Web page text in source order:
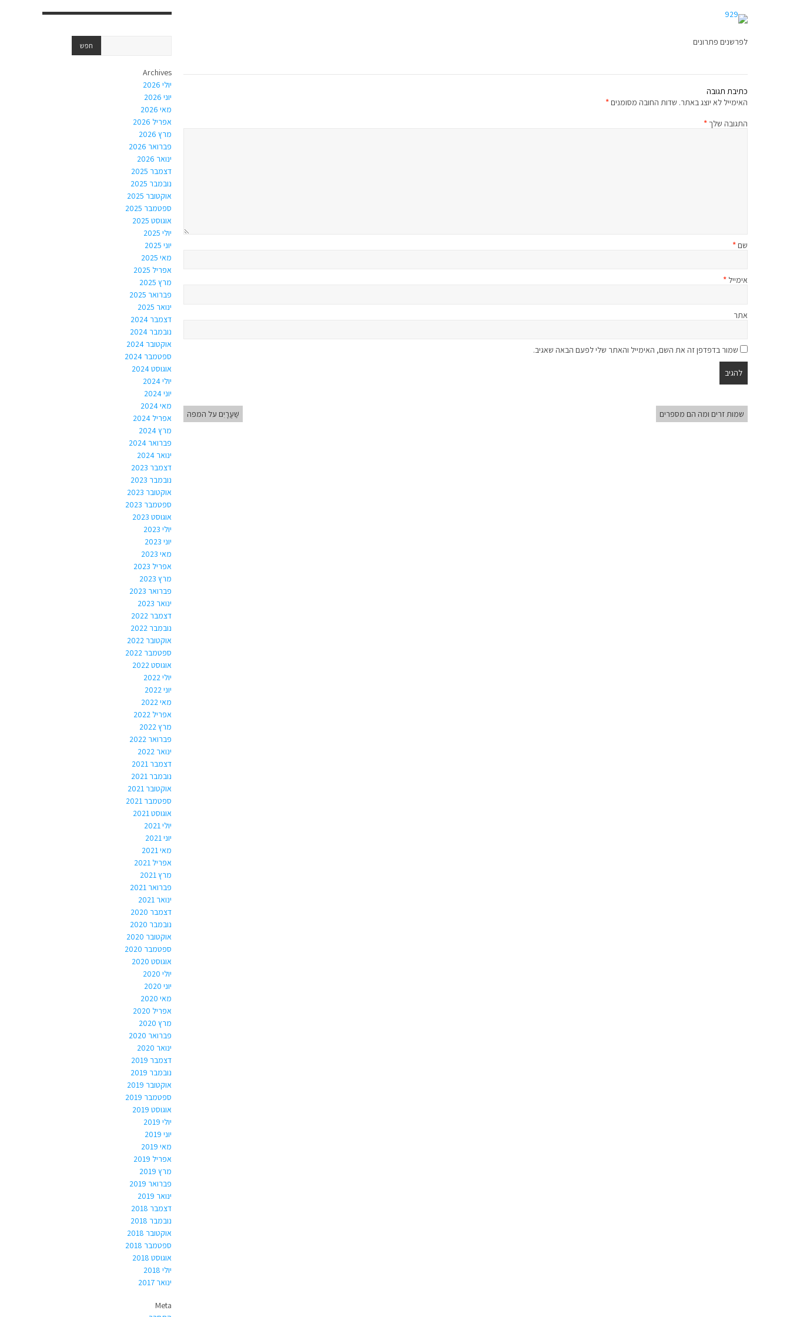
לפרשנים פתרונים
כתיבת תגובה
האימייל לא יוצג באתר. שדות החובה מסומנים*
התגובה שלך*
שם*
אימייל *
אתר
שמור בדפדפן זה את השם, האימייל והאתר שלי לפעם הבאה שאגיב.
שמות זרים ומה הם מספרים שַׁעֲרָיִם על המפה
Archives
יולי 2026
יוני 2026
מאי 2026
אפריל 2026
מרץ 2026
פברואר 2026
ינואר 2026
דצמבר 2025
נובמבר 2025
אוקטובר 2025
ספטמבר 2025
אוגוסט 2025
יולי 2025
יוני 2025
מאי 2025
אפריל 2025
מרץ 2025
פברואר 2025
ינואר 2025
דצמבר 2024
נובמבר 2024
אוקטובר 2024
ספטמבר 2024
אוגוסט 2024
יולי 2024
יוני 2024
מאי 2024
אפריל 2024
מרץ 2024
פברואר 2024
ינואר 2024
דצמבר 2023
נובמבר 2023
אוקטובר 2023
ספטמבר 2023
אוגוסט 2023
יולי 2023
יוני 2023
מאי 2023
אפריל 2023
מרץ 2023
פברואר 2023
ינואר 2023
דצמבר 2022
נובמבר 2022
אוקטובר 2022
ספטמבר 2022
אוגוסט 2022
יולי 2022
יוני 2022
מאי 2022
אפריל 2022
מרץ 2022
פברואר 2022
ינואר 2022
דצמבר 2021
נובמבר 2021
אוקטובר 2021
ספטמבר 2021
אוגוסט 2021
יולי 2021
יוני 2021
מאי 2021
אפריל 2021
מרץ 2021
פברואר 2021
ינואר 2021
דצמבר 2020
נובמבר 2020
אוקטובר 2020
ספטמבר 2020
אוגוסט 2020
יולי 2020
יוני 2020
מאי 2020
אפריל 2020
מרץ 2020
פברואר 2020
ינואר 2020
דצמבר 2019
נובמבר 2019
אוקטובר 2019
ספטמבר 2019
אוגוסט 2019
יולי 2019
יוני 2019
מאי 2019
אפריל 2019
מרץ 2019
פברואר 2019
ינואר 2019
דצמבר 2018
נובמבר 2018
אוקטובר 2018
ספטמבר 2018
אוגוסט 2018
יולי 2018
ינואר 2017
Meta